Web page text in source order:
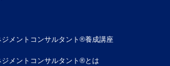
メントコンサルタント®養成講座
メントコンサルタント®とは